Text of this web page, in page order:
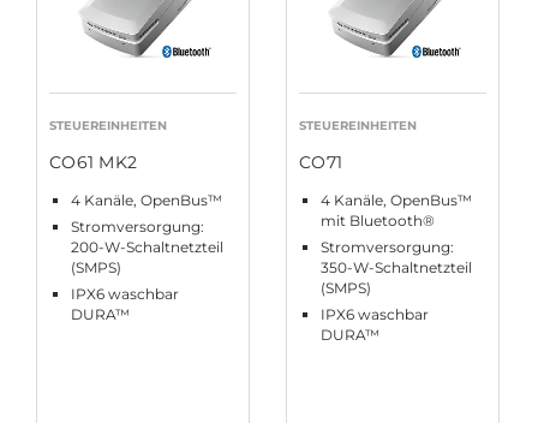
STEUEREINHEITEN
CO61 MK2
4 Kanäle, OpenBus™
Stromversorgung:
200-W-Schaltnetzteil
(SMPS)
IPX6 waschbar
DURA™
STEUEREINHEITEN
CO71
4 Kanäle, OpenBus™
mit Bluetooth®
Stromversorgung:
350-W-Schaltnetzteil
(SMPS)
IPX6 waschbar
DURA™